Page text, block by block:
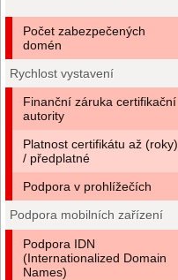
Počet zabezpečených
domén
Rychlost vystavení
Finanční záruka certifikační
autority
Platnost certifikátu až (roky)
/ předplatné
Podpora v prohlížečích
Podpora mobilních zařízení
Podpora IDN
(Internationalized Domain
Names)